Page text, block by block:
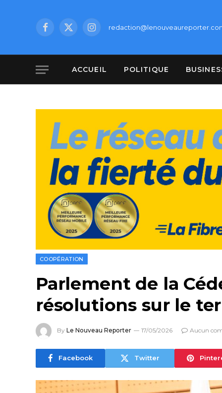
Facebook
X
Instagram
ACCUEIL POLITIQUE
COOPÉRATION
Parlement de la
résolutions sur le
By Le Nouveau Reporter 17/05/2026 Aucun
Facebook Twitter